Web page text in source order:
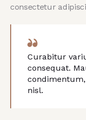
consectetur
Curabitur
consequat.
nisl.